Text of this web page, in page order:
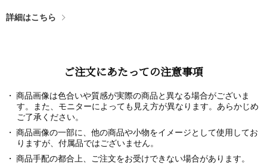
詳細はこちら
ご注文にあたっての注意事項
商品画像は色合いや質感が実際の商品と異なる場合がございま
す。また、モニターによっても見え方が異なります。あらかじめ
ご了承ください。
商品画像の一部に、他の商品や小物をイメージとして使用してお
りますが、付属品ではございません。
商品手配の都合上、ご注文をお受けできない場合があります。